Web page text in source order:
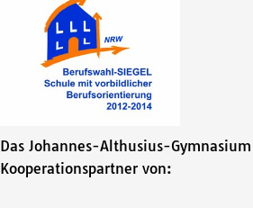
Das Johannes-Althusius-
Kooperationspartner von: